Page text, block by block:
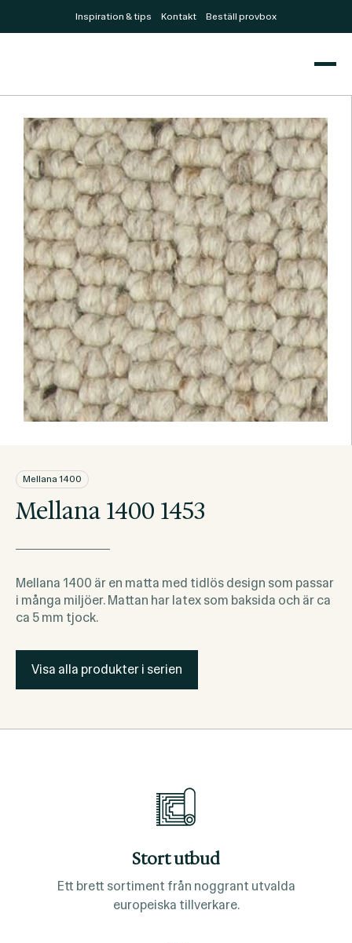
Inspiration & tips Kontakt Beställ provbox
Mellana 1400
Mellana 1400 1453
Mellana 1400 är en matta med tidlös design som passar
i många miljöer. Mattan har latex som baksida och är ca
ca 5 mm tjock.
Visa alla produkter i serien
Stort utbud
Ett brett sortiment från noggrant utvalda
europeiska tillverkare.